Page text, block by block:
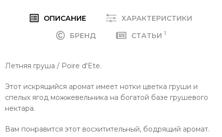
ОПИСАНИЕ
ХАРАКТЕРИСТИКИ
БРЕНД
СТАТЬИ 1
Летняя груша / Poire d'Ete.
Этот искрящийся аромат имеет нотки цветка груши и
спелых ягод можжевельника на богатой базе грушевого
нектара.
Вам понравится этот восхитительный, бодрящий аромат.